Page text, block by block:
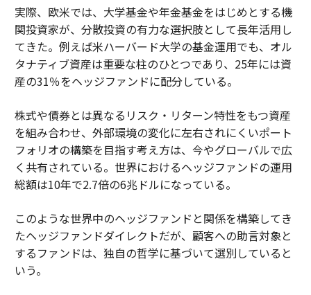
実際、欧米では、大学基金や年金基金をはじめとする機
関投資家が、分散投資の有力な選択肢として長年活用し
てきた。例えば米ハーバード大学の基金運用でも、オル
タナティブ資産は重要な柱のひとつであり、25年には資
産の31％をヘッジファンドに配分している。
株式や債券とは異なるリスク・リターン特性をもつ資産
を組み合わせ、外部環境の変化に左右されにくいポート
フォリオの構築を目指す考え方は、今やグローバルで広
く共有されている。世界におけるヘッジファンドの運用
総額は10年で2.7倍の6兆ドルになっている。
このような世界中のヘッジファンドと関係を構築してき
たヘッジファンドダイレクトだが、顧客への助言対象と
するファンドは、独自の哲学に基づいて選別していると
いう。